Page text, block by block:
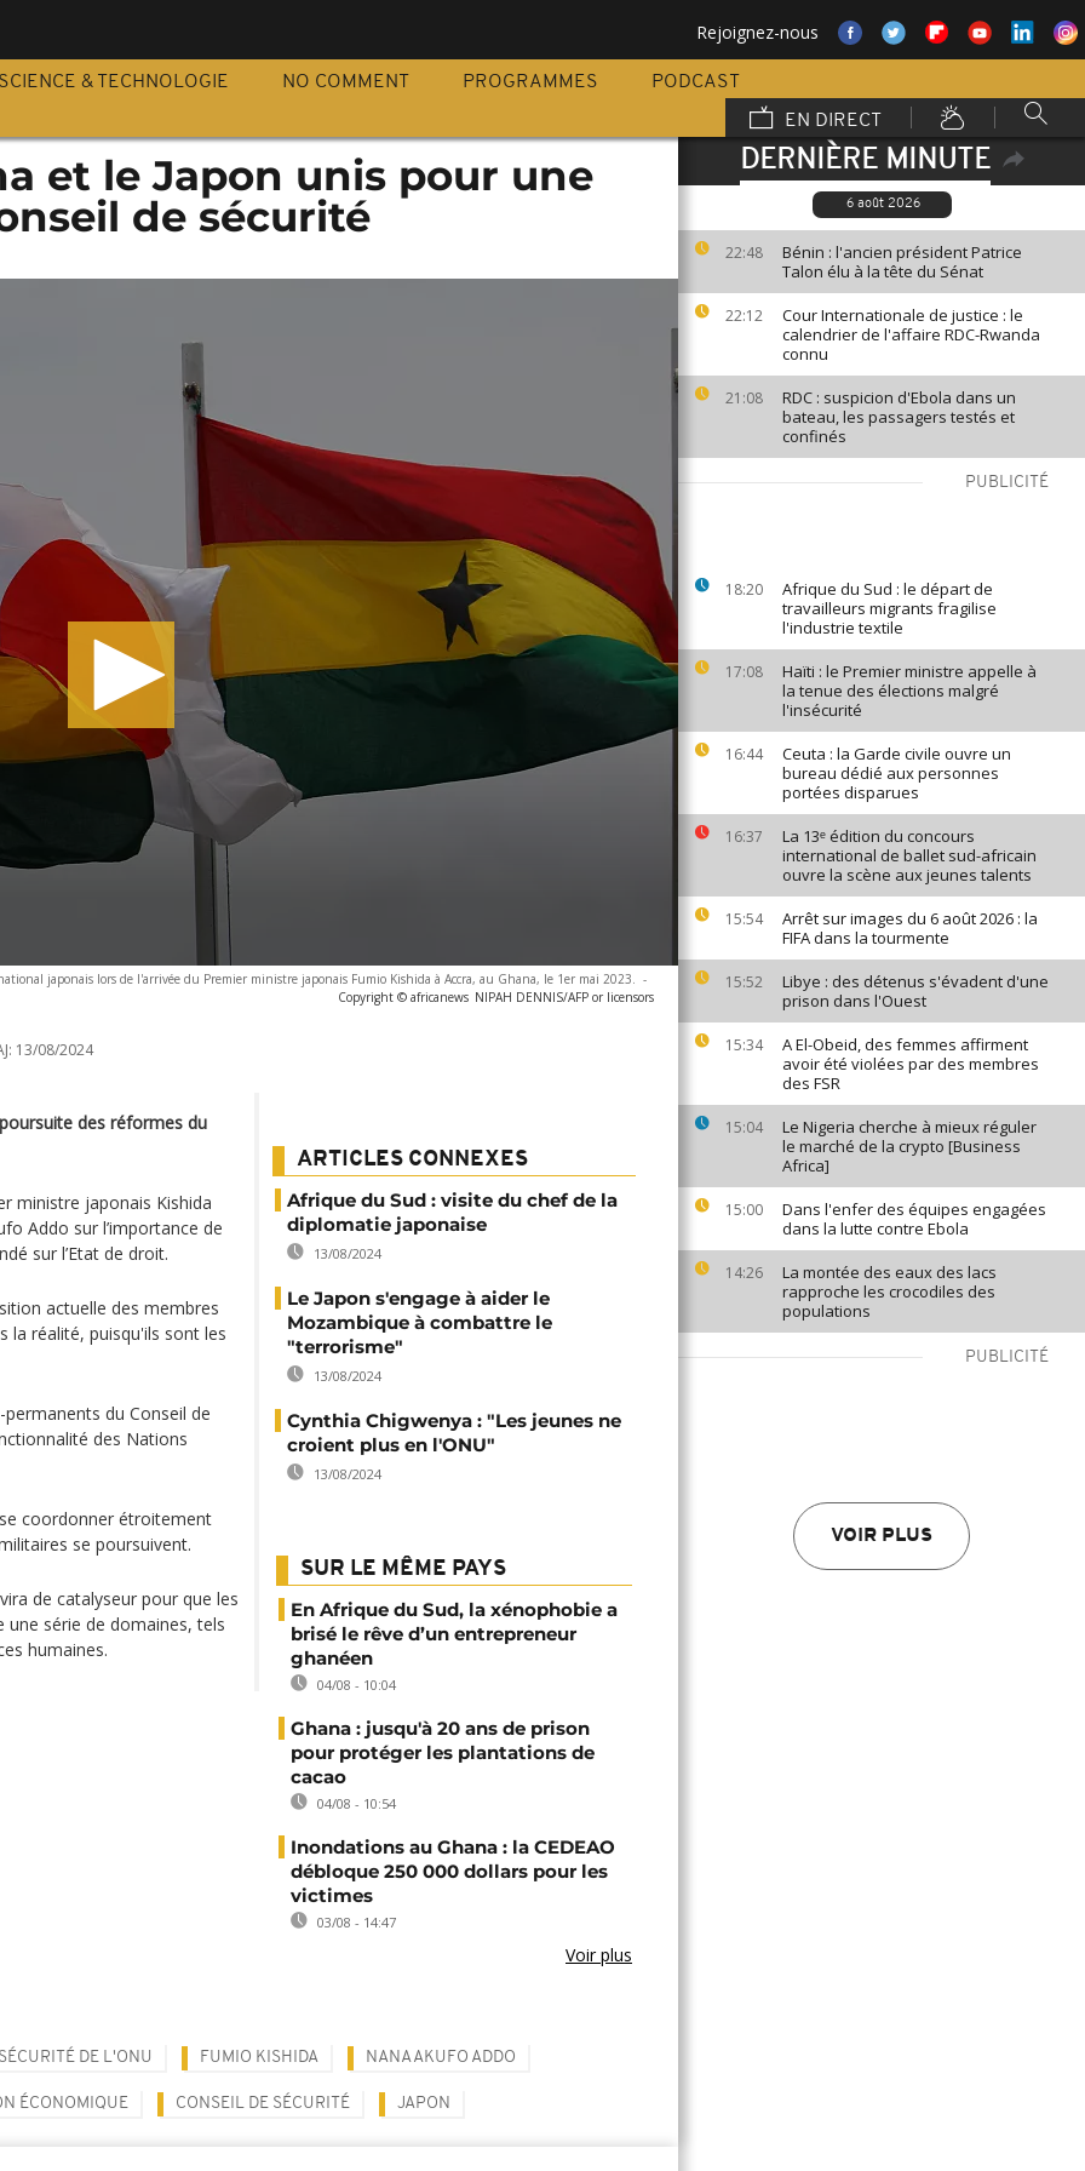
Rejoignez-nous
SCIENCE & TECHNOLOGIE NO COMMENT PROGRAMMES
PODCAST
EN DIRECT
DERNIÈRE MINUTE
6 août 2026
22:48
Bénin : l'ancien président Patrice
Talon élu à la tête du Sénat
22:12
Cour Internationale de justice : le
calendrier de l'affaire RDC-Rwanda
connu
21:08
RDC : suspicion d'Ebola dans un
bateau, les passagers testés et
confinés
PUBLICITÉ
18:20
Afrique du Sud : le départ de
travailleurs migrants fragilise
l'industrie textile
17:08
Haïti : le Premier ministre appelle à
la tenue des élections malgré
l'insécurité
16:44
Ceuta : la Garde civile ouvre un
bureau dédié aux personnes
portées disparues
16:37
La 13ᵉ édition du concours
international de ballet sud-africain
ouvre la scène aux jeunes talents
15:54
Arrêt sur images du 6 août 2026 : la
FIFA dans la tourmente
15:52
Libye : des détenus s'évadent d'une
prison dans l'Ouest
15:34
A El-Obeid, des femmes affirment
avoir été violées par des membres
des FSR
15:04
Le Nigeria cherche à mieux réguler
le marché de la crypto [Business
Africa]
15:00
Dans l'enfer des équipes engagées
dans la lutte contre Ebola
14:26
La montée des eaux des lacs
rapproche les crocodiles des
populations
PUBLICITÉ
VOIR PLUS
et le Japon unis pour une
de sécurité
japonais lors de l'arrivée du Premier ministre japonais Fumio Kishida à Accra, au Ghana, le 1er mai 2023. -
Copyright © africanews NIPAH DENNIS/AFP or licensors
13/08/2024
des réformes du
ministre japonais Kishida
Addo sur l’importance de
sur l’Etat de droit.
actuelle des membres
la réalité, puisqu'ils sont les
du Conseil de
des Nations
coordonner étroitement
se poursuivent.
de catalyseur pour que les
série de domaines, tels
humaines.
ARTICLES CONNEXES
Afrique du Sud : visite du chef de la
diplomatie japonaise
13/08/2024
Le Japon s'engage à aider le
Mozambique à combattre le
"terrorisme"
13/08/2024
Cynthia Chigwenya : "Les jeunes ne
croient plus en l'ONU"
13/08/2024
SUR LE MÊME PAYS
En Afrique du Sud, la xénophobie a
brisé le rêve d’un entrepreneur
ghanéen
04/08 - 10:04
Ghana : jusqu'à 20 ans de prison
pour protéger les plantations de
cacao
04/08 - 10:54
Inondations au Ghana : la CEDEAO
débloque 250 000 dollars pour les
victimes
03/08 - 14:47
Voir plus
DE L'ONU FUMIO KISHIDA NANA AKUFO ADDO
ÉCONOMIQUE CONSEIL DE SÉCURITÉ JAPON